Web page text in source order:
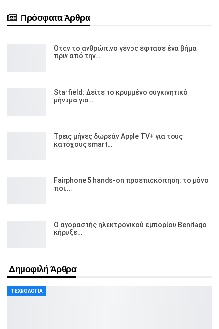
Πρόσφατα Άρθρα
Όταν το ανθρώπινο γένος έφτασε ένα βήμα
πριν από την…
Starfield: Δείτε το κρυμμένο συγκινητικό
μήνυμα για…
Τρεις μήνες δωρεάν Apple TV+ για τους
κατόχους smart…
Fairphone 5 hands-on προεπισκόπηση: το μόνο
που…
Ο αγοραστής ηλεκτρονικού εμπορίου Benitago
κήρυξε…
Δημοφιλή Άρθρα
ΤΕΧΝΟΛΟΓΊΑ